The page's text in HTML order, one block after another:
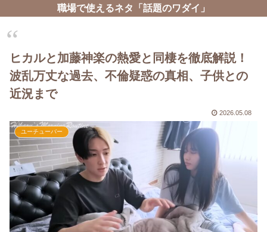
職場で使えるネタ「話題のワダイ」
ヒカルと加藤神楽の熱愛と同棲を徹底解説！
波乱万丈な過去、不倫疑惑の真相、子供との
近況まで
2026.05.08
ユーチューバー